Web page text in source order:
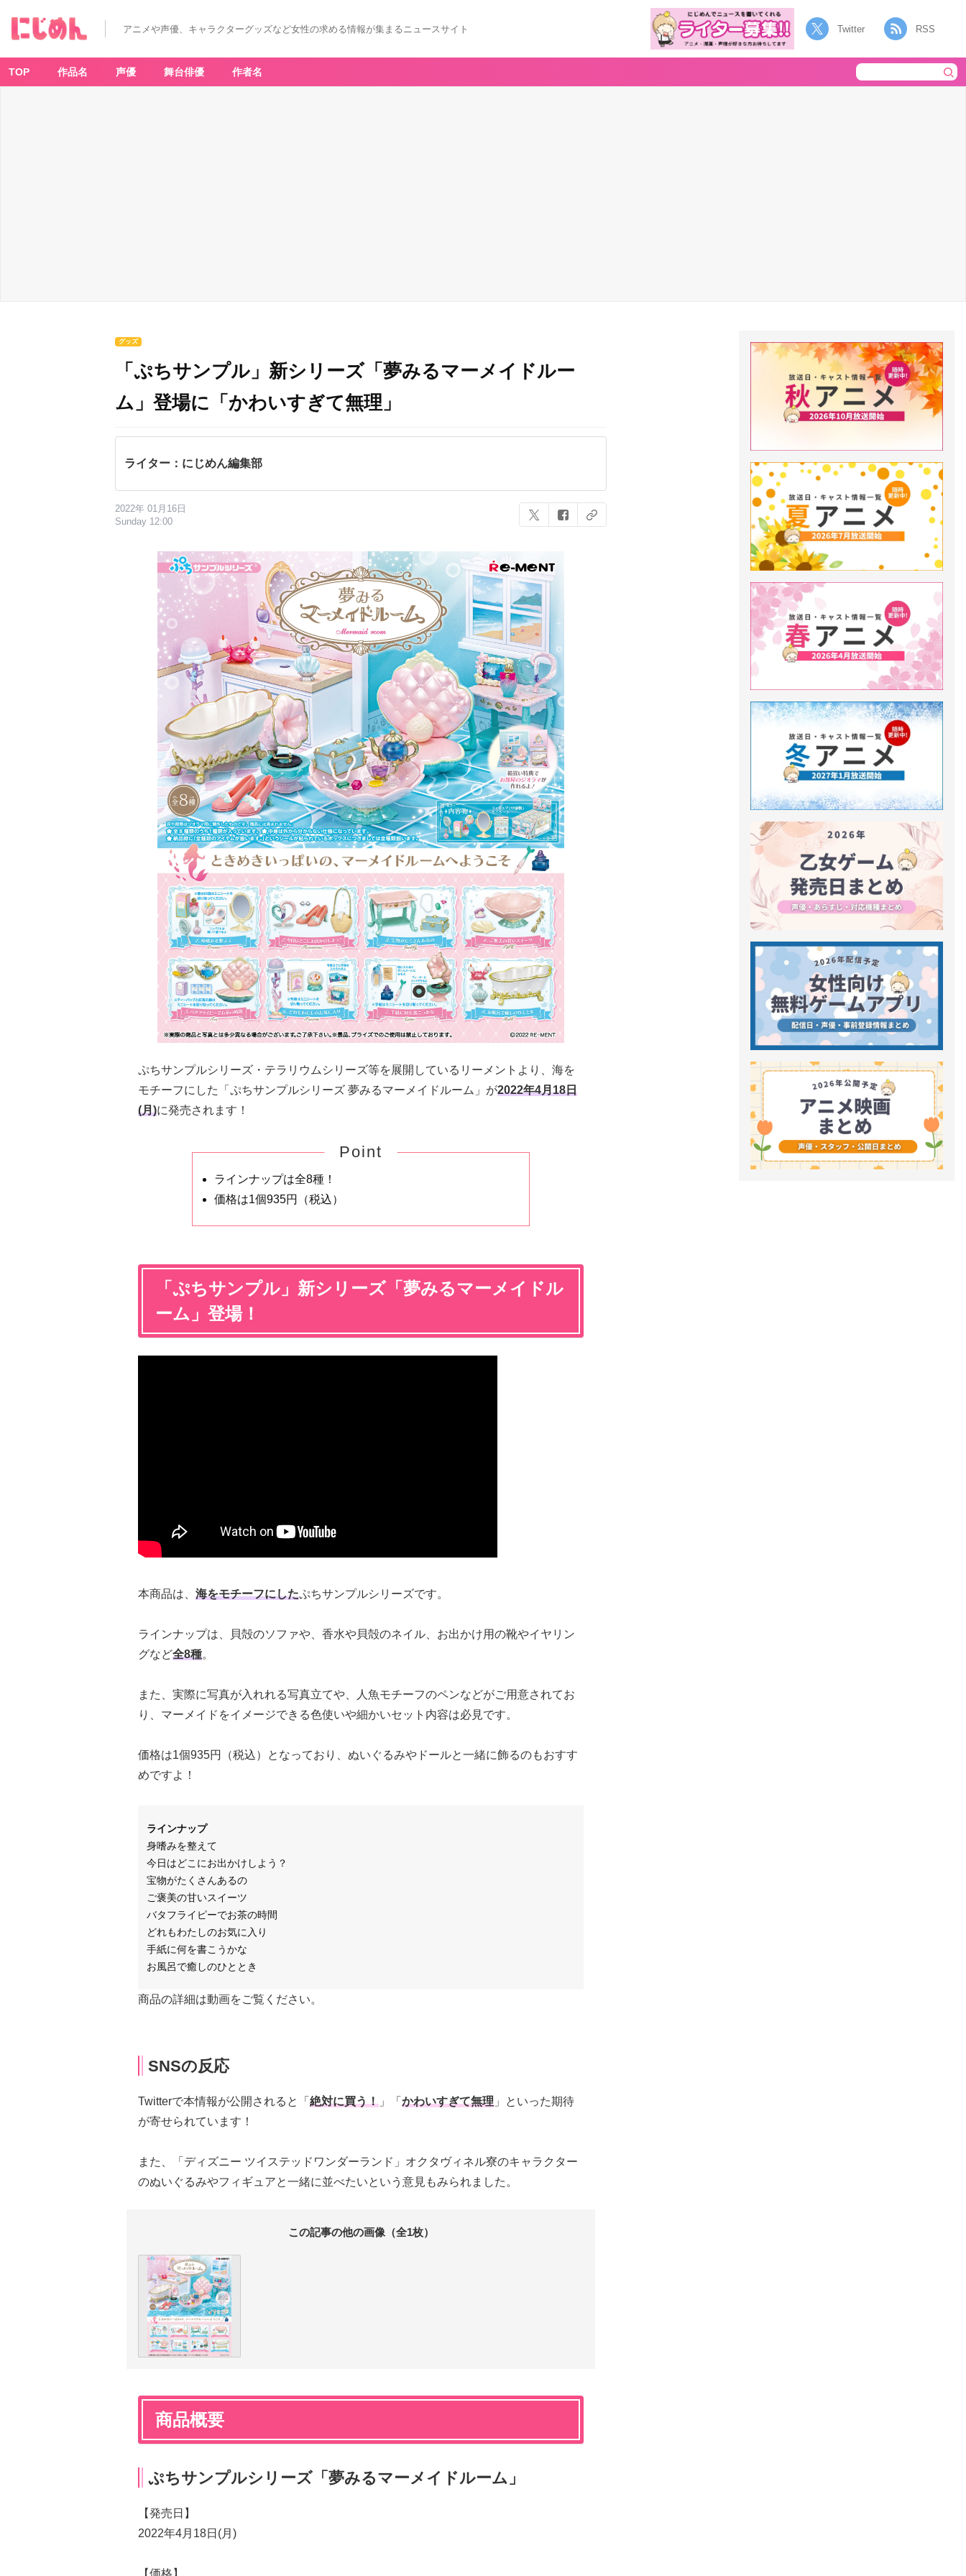
アニメや声優、キャラクターグッズなど女性の求める情報が集まるニュースサイト Twitter RSS
TOP 作品名 声優 舞台俳優 作者名
グッズ
「ぷちサンプル」新シリーズ「夢みるマーメイドルー
ム」登場に「かわいすぎて無理」
ライター：にじめん編集部
2022年 01月16日
Sunday 12:00
ぷちサンプルシリーズ・テラリウムシリーズ等を展開しているリーメントより、海を
モチーフにした「ぷちサンプルシリーズ 夢みるマーメイドルーム」が2022年4月18日
(月)に発売されます！
Point
ラインナップは全8種！
価格は1個935円（税込）
「ぷちサンプル」新シリーズ「夢みるマーメイドル
ーム」登場！
本商品は、 海をモチーフにしたぷちサンプルシリーズです。
ラインナップは、貝殻のソファや、香水や貝殻のネイル、お出かけ用の靴やイヤリン
グなど全8種。
また、実際に写真が入れれる写真立てや、人魚モチーフのペンなどがご用意されてお
り、マーメイドをイメージできる色使いや細かいセット内容は必見です。
価格は1個935円（税込）となっており、ぬいぐるみやドールと一緒に飾るのもおすす
めですよ！
ラインナップ
身嗜みを整えて
今日はどこにお出かけしよう？
宝物がたくさんあるの
ご褒美の甘いスイーツ
バタフライピーでお茶の時間
どれもわたしのお気に入り
手紙に何を書こうかな
お風呂で癒しのひととき
商品の詳細は動画をご覧ください。
SNSの反応
Twitterで本情報が公開されると「 絶対に買う！ 」「 かわいすぎて無理 」といった期待
が寄せられています！
また、「ディズニー ツイステッドワンダーランド」オクタヴィネル寮のキャラクター
のぬいぐるみやフィギュアと一緒に並べたいという意見もみられました。
この記事の他の画像（全1枚）
商品概要
ぷちサンプルシリーズ「夢みるマーメイドルーム」
【発売日】
2022年4月18日(月)
【価格】